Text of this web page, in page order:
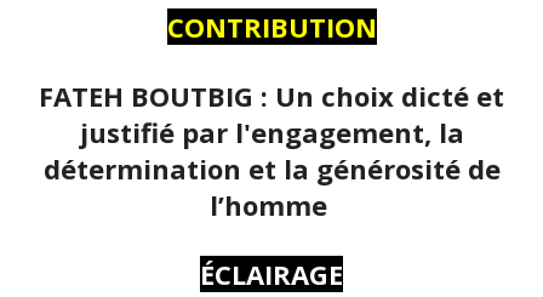
CONTRIBUTION
FATEH BOUTBIG : Un choix dicté et
justifié par l'engagement, la
détermination et la générosité de
l’homme
ÉCLAIRAGE